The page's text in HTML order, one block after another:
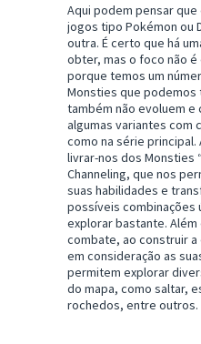
Aqui podem pensar
jogos tipo Pokémon ou
outra. É certo que há
obter, mas o foco não
porque temos um
Monsties que podemos
também não evoluem e
algumas variantes com
como na série
livrar-nos dos Monsties
Channeling, que nos
suas habilidades e
possíveis combinações
explorar bastante. Além
combate, ao construir
em consideração as
permitem explorar
do mapa, como saltar,
rochedos, entre outros.